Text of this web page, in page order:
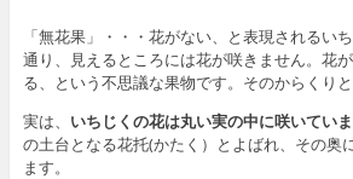
「無花果」・・・花がない、と表現されるい
通り、見えるところには花が咲きません。花
る、という不思議な果物です。そのからくり
実は、 いちじくの花は丸い実の中に咲いてい
の土台となる花托(かたく）とよばれ、その奥
ます。